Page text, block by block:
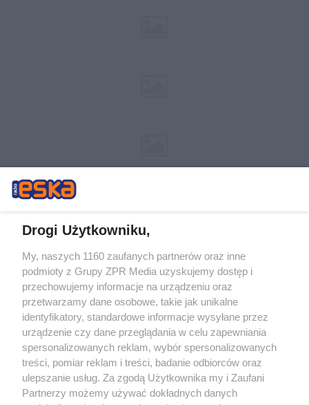
Żaden utwór zamieszczony w serwisie nie może być powielany i
rozpowszechniany lub dalej rozpowszechniany w jakikolwiek sposób (w
tym także elektroniczny lub mechaniczny) na jakimkolwiek polu
eksploatacji w jakiejkolwiek formie, włącznie z umieszczaniem w
Internecie bez pisemnej zgody właściciela praw. Jakiekolwiek użycie lub
wykorzystanie utworów w całości lub w części z naruszeniem prawa,
tzn. bez właściwej zgody, jest zabronione pod groźbą kary i może być
ścigane prawnie.
Drogi Użytkowniku,
My, naszych 1160 zaufanych partnerów oraz inne
podmioty z Grupy ZPR Media uzyskujemy dostęp i
przechowujemy informacje na urządzeniu oraz
przetwarzamy dane osobowe, takie jak unikalne
identyfikatory, standardowe informacje wysyłane przez
urządzenie czy dane przeglądania w celu zapewniania
spersonalizowanych reklam, wybór spersonalizowanych
treści, pomiar reklam i treści, badanie odbiorców oraz
ulepszanie usług. Za zgodą Użytkownika my i Zaufani
Partnerzy możemy używać dokładnych danych